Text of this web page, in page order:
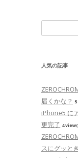
人気の記事
届くかな？
iPhone5 に
更完了 4
スにグッと